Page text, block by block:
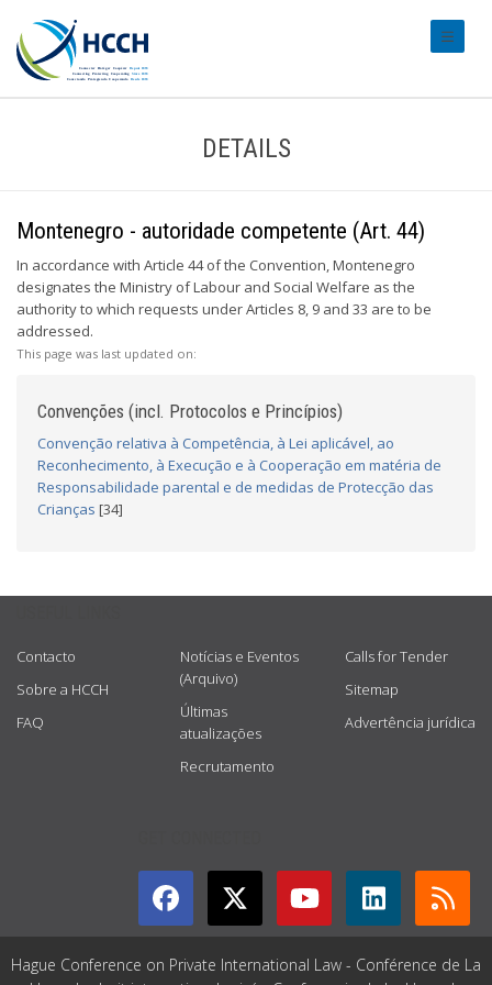
DETAILS
Montenegro - autoridade competente (Art. 44)
In accordance with Article 44 of the Convention, Montenegro
designates the Ministry of Labour and Social Welfare as the
authority to which requests under Articles 8, 9 and 33 are to be
addressed.
This page was last updated on:
Convenções (incl. Protocolos e Princípios)
Convenção relativa à Competência, à Lei aplicável, ao
Reconhecimento, à Execução e à Cooperação em matéria de
Responsabilidade parental e de medidas de Protecção das
Crianças [34]
Contacto
Sobre a HCCH
FAQ
Notícias e Eventos
(Arquivo)
Últimas
atualizações
Recrutamento
Calls for Tender
Sitemap
Advertência jurídica
Hague Conference on Private International Law - Conférence de La